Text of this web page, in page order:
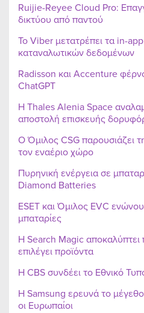
Ruijie-Reyee Cloud Pro:
δικτύου από παντού
Το Viber μετατρέπει τα in-
καταναλωτικών δεδομένων
Radisson και Accenture
ChatGPT
Η Thales Alenia Space
αποστολή επισκευής
Ο Όμιλος CSG παρουσιάζει
τον εναέριο χώρο
Πυρηνική ενέργεια σε
Diamond Batteries
ESET και Όμιλος EVC
μπαταρίες
Η Search Magic
επιλέγει προϊόντα
Η CBS συνδέει το Εθνικό
Η Samsung ερευνά το
οι Ευρωπαίοι